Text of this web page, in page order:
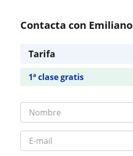
Contacta con Emiliano
Tarifa
1ª clase gratis